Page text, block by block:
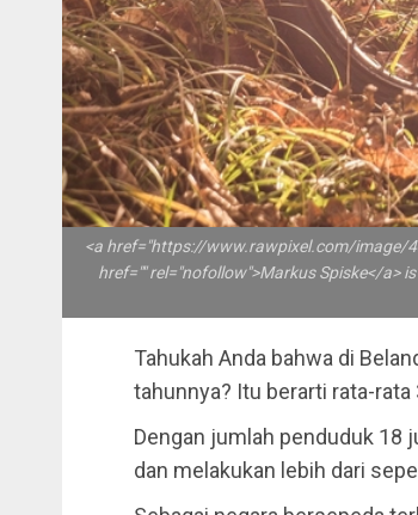
<a href="https://www.rawpixel.com/image/
href="" rel="nofollow">Markus Spiske</
Tahukah Anda bahwa di
tahunnya? Itu berarti rata-
Dengan jumlah penduduk 18
dan melakukan lebih dari